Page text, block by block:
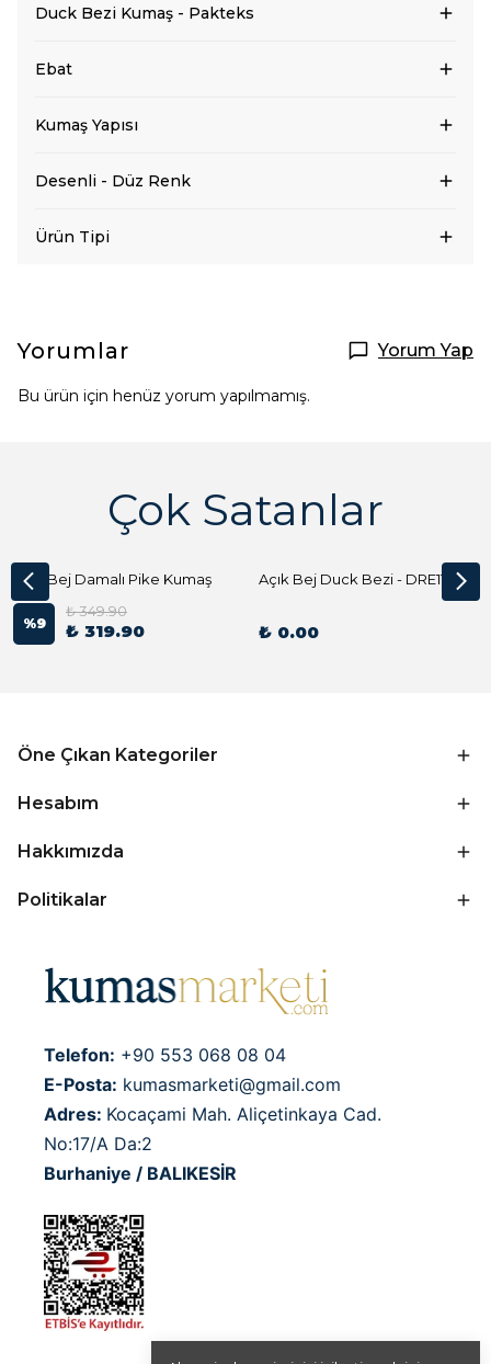
Duck Bezi Kumaş - Pakteks
Ebat
Kumaş Yapısı
Desenli - Düz Renk
Ürün Tipi
Yorumlar Yorum Yap
Bu ürün için henüz yorum yapılmamış.
Çok Satanlar
Açık Bej Damalı Pike Kumaş
%9
₺ 349.90
₺ 319.90
Açık Bej Duck Bezi - DRE1144 Kumaş Peçete
₺ 0.00
Öne Çıkan Kategoriler
Hesabım
Hakkımızda
Politikalar
Telefon: +90 553 068 08 04
E-Posta: kumasmarketi@gmail.com
Adres: Kocaçami Mah. Aliçetinkaya Cad.
No:17/A Da:2
Burhaniye / BALIKESİR